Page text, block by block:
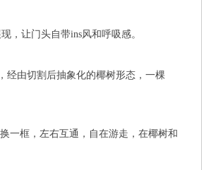
，让门头自带ins风和呼吸感。
经由切割后抽象化的椰树形态，一棵
一框，左右互通，自在游走，在椰树和